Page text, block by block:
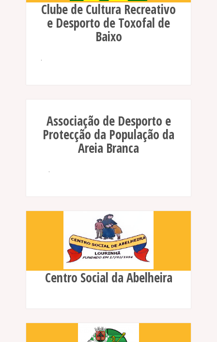
Clube de Cultura Recreativo
e Desporto de Toxofal de
Baixo
.
Associação de Desporto e
Protecção da População da
Areia Branca
.
Centro Social da Abelheira